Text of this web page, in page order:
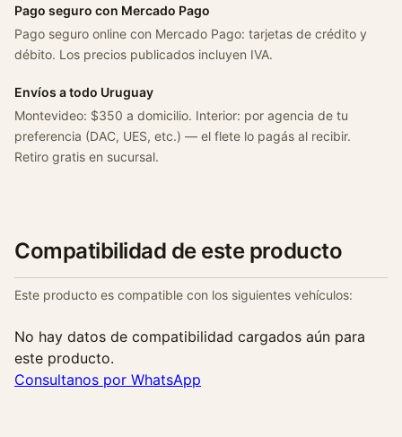
Pago seguro con Mercado Pago
Pago seguro online con Mercado Pago: tarjetas de crédito y
débito. Los precios publicados incluyen IVA.
Envíos a todo Uruguay
Montevideo: $350 a domicilio. Interior: por agencia de tu
preferencia (DAC, UES, etc.) — el flete lo pagás al recibir.
Retiro gratis en sucursal.
Compatibilidad de este producto
Este producto es compatible con los siguientes vehículos:
No hay datos de compatibilidad cargados aún para
este producto.
Consultanos por WhatsApp